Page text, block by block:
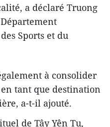
a déclaré Truong
Sports et du
à consolider
tant que destination
a-t-il ajouté.
de Tây Yên Tu,